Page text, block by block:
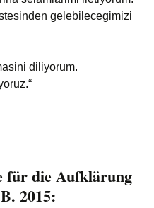
gelebilecegimizi
diliyorum.
für die Aufklärung
2015: